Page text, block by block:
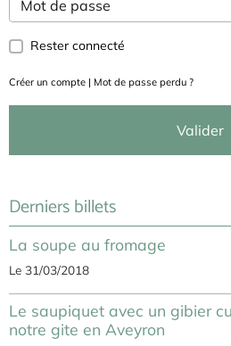
Rester connecté
Créer un compte | Mot de passe perdu ?
Valider
Derniers billets
La soupe au fromage
Le 31/03/2018
Le saupiquet avec un gibier
notre gite en Aveyron